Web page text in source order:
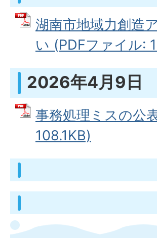
湖南市地域力創造
い (PDFファイル:
2026年4月9日
事務処理ミスの公
108.1KB)